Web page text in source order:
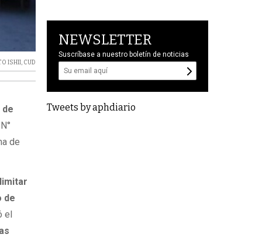
ISHII, CUD
de
de
el
NEWSLETTER
Suscríbase a nuestro boletín de noticias
Tweets by aphdiario